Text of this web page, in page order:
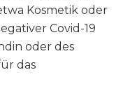
Kosmetik oder
Covid-19
oder des
das